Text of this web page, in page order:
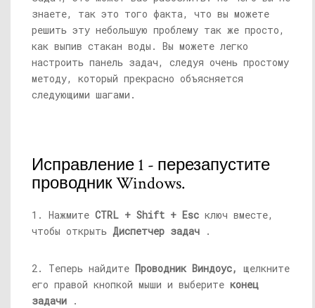
знаете, так это того факта, что вы можете
решить эту небольшую проблему так же просто,
как выпив стакан воды. Вы можете легко
настроить панель задач, следуя очень простому
методу, который прекрасно объясняется
следующими шагами.
Исправление 1 - перезапустите
проводник Windows.
1. Нажмите CTRL + Shift + Esc ключ вместе,
чтобы открыть Диспетчер задач .
2. Теперь найдите Проводник Виндоус, щелкните
его правой кнопкой мыши и выберите конец
задачи .